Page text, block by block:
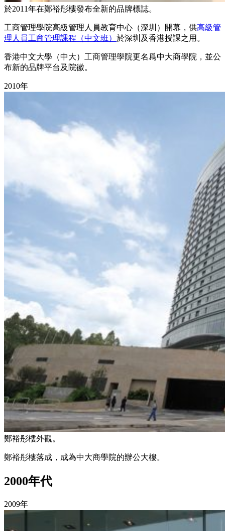
於2011年在鄭裕彤樓發布全新的品牌標誌。
工商管理學院高級管理人員教育中心（深圳）開幕，供高級管
理人員工商管理課程（中文班） 於深圳及香港授課之用。
香港中文大學（中大）工商管理學院更名爲中大商學院，並公
布新的品牌平台及院徽。
2010年
鄭裕彤樓外觀。
鄭裕彤樓落成，成為中大商學院的辦公大樓。
2000年代
2009年